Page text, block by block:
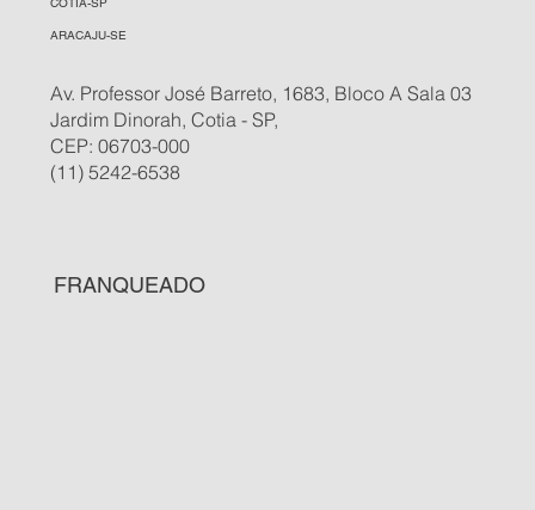
ARACAJU-SE
Av. Professor José Barreto, 1683, Bloco A Sala 03
Jardim Dinorah, Cotia - SP,
CEP: 06703-000
(11) 5242-6538
FRANQUEADO